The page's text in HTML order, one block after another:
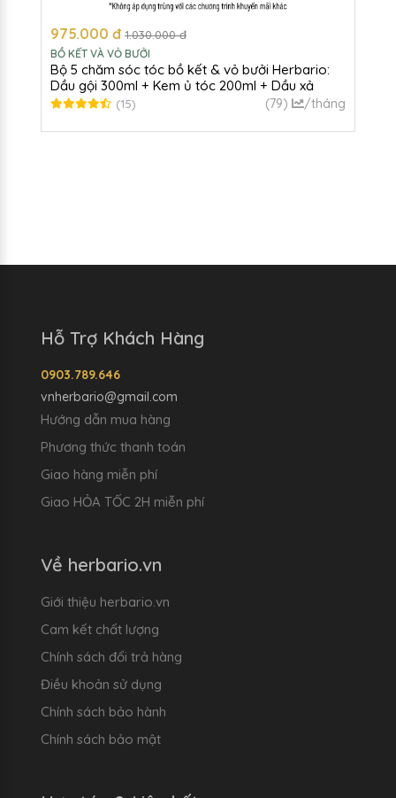
975.000 đ 1.030.000 đ
BỒ KẾT VÀ VỎ BƯỞI
Bộ 5 chăm sóc tóc bồ kết & vỏ bưởi Herbario:
Dầu gội 300ml + Kem ủ tóc 200ml + Dầu xả
300ml + Serum 30ml + Xịt dưỡng 100ml
(15) (79) /tháng
Hỗ Trợ Khách Hàng
0903.789.646
vnherbario@gmail.com
Hướng dẫn mua hàng
Phương thức thanh toán
Giao hàng miễn phí
Giao HỎA TỐC 2H miễn phí
Về herbario.vn
Giới thiệu herbario.vn
Cam kết chất lượng
Chính sách đổi trả hàng
Điều khoản sử dụng
Chính sách bảo hành
Chính sách bảo mật